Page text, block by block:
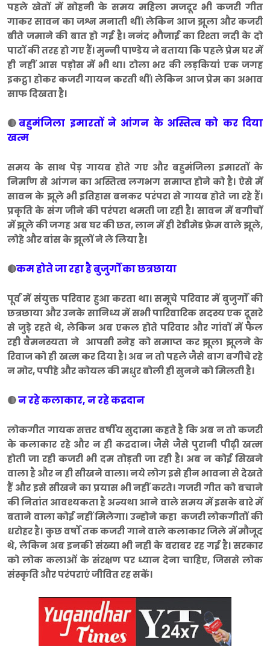
पहले खेतों में सोहनी के समय महिला मजदूर भी कजरी गीत
गाकर सावन का जश्न मनाती थीं। लेकिन आज झूला और कजरी
बीते जमाने की बात हो गई है। ननंद भौजाई का रिश्ता नदी के दो
पाटों की तरह हो गए हैं। मुन्नी पाण्डेय ने बताया कि पहले प्रेम घर में
ही नहीं आस पड़ोस में भी था। टोला भर की लड़कियां एक जगह
इकट्ठा होकर कजरी गायन करती थीं। लेकिन आज प्रेम का अभाव
साफ दिखता है।
🔴बहुमंजिला इमारतों ने आंगन के अस्तित्व को कर दिया
खत्म
समय के साथ पेड़ गायब होते गए और बहुमंजिला इमारतों के
निर्माण से आंगन का अस्तित्व लगभग समाप्त होने को है। ऐसे में
सावन के झूले भी इतिहास बनकर परंपरा से गायब होते जा रहे हैं।
प्रकृति के संग जीने की परंपरा थमती जा रही है। सावन में बगीचों
में झूले की जगह अब घर की छत, लान में ही रेडीमेड फ्रेम वाले झूले,
लोहे और बांस के झूलों ने ले लिया है।
🔴कम होते जा रहा है बुजुर्गों का छत्रछाया
पूर्व में संयुक्त परिवार हुआ करता था। समूचे परिवार में बुजुर्गों की
छत्रछाया और उनके सानिध्य में सभी पारिवारिक सदस्य एक दूसरे
से जुड़े रहते थे, लेकिन अब एकल होते परिवार और गांवों में फैल
रही वैमनस्यता ने आपसी स्नेह को समाप्त कर झूला झूलने के
रिवाज को ही खत्म कर दिया है। अब न तो पहले जैसे बाग बगीचे रहे
न मोर, पपीहे और कोयल की मधुर बोली ही सुनने को मिलती है।
🔴न रहे कलाकार, न रहे कद्रदान
लोकगीत गायक सत्तर वर्षीय सुदामा कहते है कि अब न तो कजरी
के कलाकार रहे और न ही कद्रदान। जैसे जैसे पुरानी पीढ़ी खत्म
होती जा रही कजरी भी दम तोड़ती जा रही है। अब न कोई सिखने
वाला है और न ही सीखने वाला। नये लोग इसे हीन भावना से देखते
हैं और इसे सीखने का प्रयास भी नहीं करते। गजरी गीत को बचाने
की नितांत आवश्यकता है अन्यथा आने वाले समय में इसके बारे में
बताने वाला कोई नहीं मिलेगा। उन्होने कहा कजरी लोकगीतों की
धरोहर है। कुछ वर्षों तक कजरी गाने वाले कलाकार जिले में मौजूद
थे, लेकिन अब इनकी संख्या भी नही के बराबर रह गई है। सरकार
को लोक कलाओं के संरक्षण पर ध्यान देना चाहिए, जिससे लोक
संस्कृति और परंपराएं जीवित रह सकें।